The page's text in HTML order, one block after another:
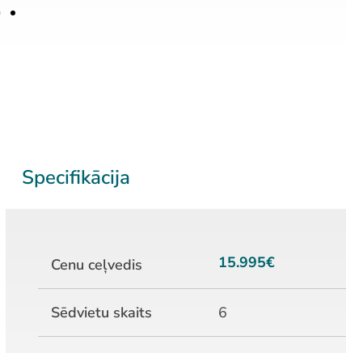
Specifikācija
Cenu ceļvedis 15.995€
Sēdvietu skaits 6